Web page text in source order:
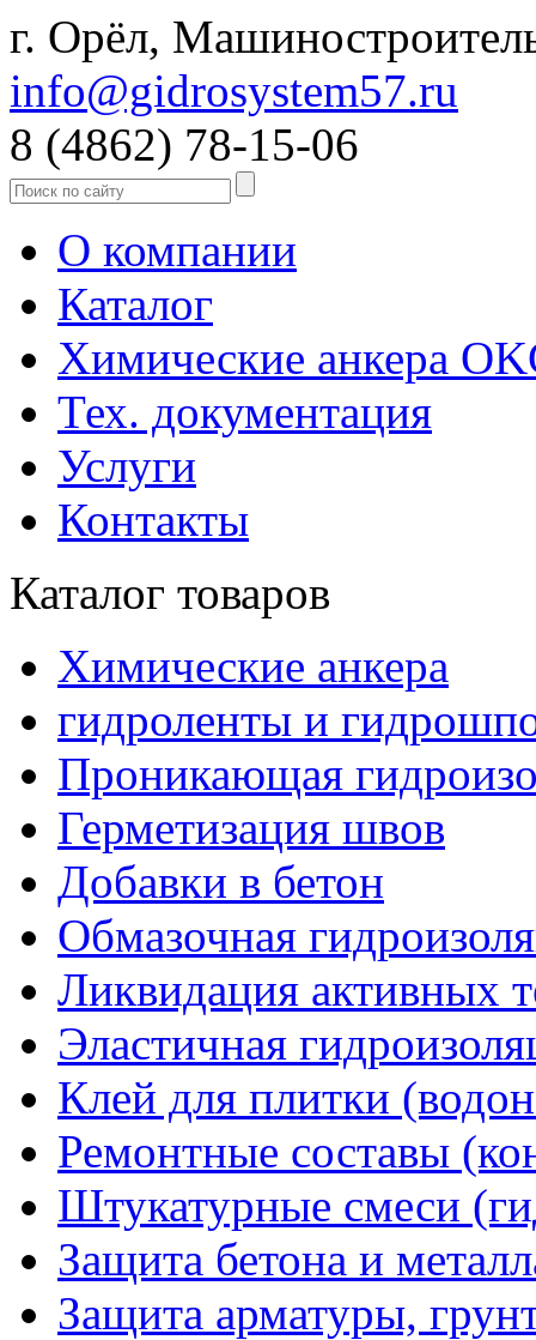
г. Орёл,
info@gidrosystem57.ru
8 (4862) 78-15-06
О компании
Каталог
Химические анкера
Тех. документация
Услуги
Контакты
Каталог товаров
Химические анкера
гидроленты и
Проникающая
Герметизация швов
Добавки в бетон
Обмазочная
Ликвидация активных
Эластичная
Клей для плитки
Ремонтные составы
Штукатурные смеси
Защита бетона и
Защита арматуры,